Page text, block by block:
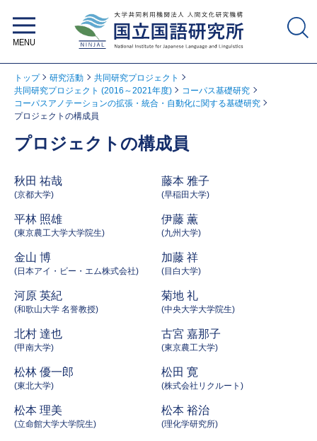
トップ 研究活動
共同研究プロジェクト
共同研究プロジェクト (2016～2021年度)
コーパス基礎研究
コーパスアノテーションの拡張・統合・自動化に関する基礎研究
プロジェクトの構成員
プロジェクトの構成員
秋田 祐哉
(京都大学)
藤本 雅子
(早稲田大学)
平林 照雄
(東京農工大学大学院生)
伊藤 薫
(九州大学)
金山 博
(日本アイ・ビー・エム株式会社)
加藤 祥
(目白大学)
河原 英紀
(和歌山大学 名誉教授)
菊地 礼
(中央大学大学院生)
北村 達也
(甲南大学)
古宮 嘉那子
(東京農工大学)
松林 優一郎
(東北大学)
松田 寛
(株式会社リクルート)
松本 理美
(立命館大学大学院生)
松本 裕治
(理化学研究所)